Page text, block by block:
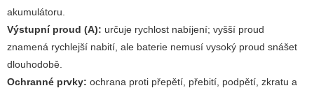
akumulátoru.
Výstupní proud (A): určuje rychlost nabíjení; vyšší proud
znamená rychlejší nabití, ale baterie nemusí vysoký proud snášet
dlouhodobě.
Ochranné prvky: ochrana proti přepětí, přebití, podpětí, zkratu a